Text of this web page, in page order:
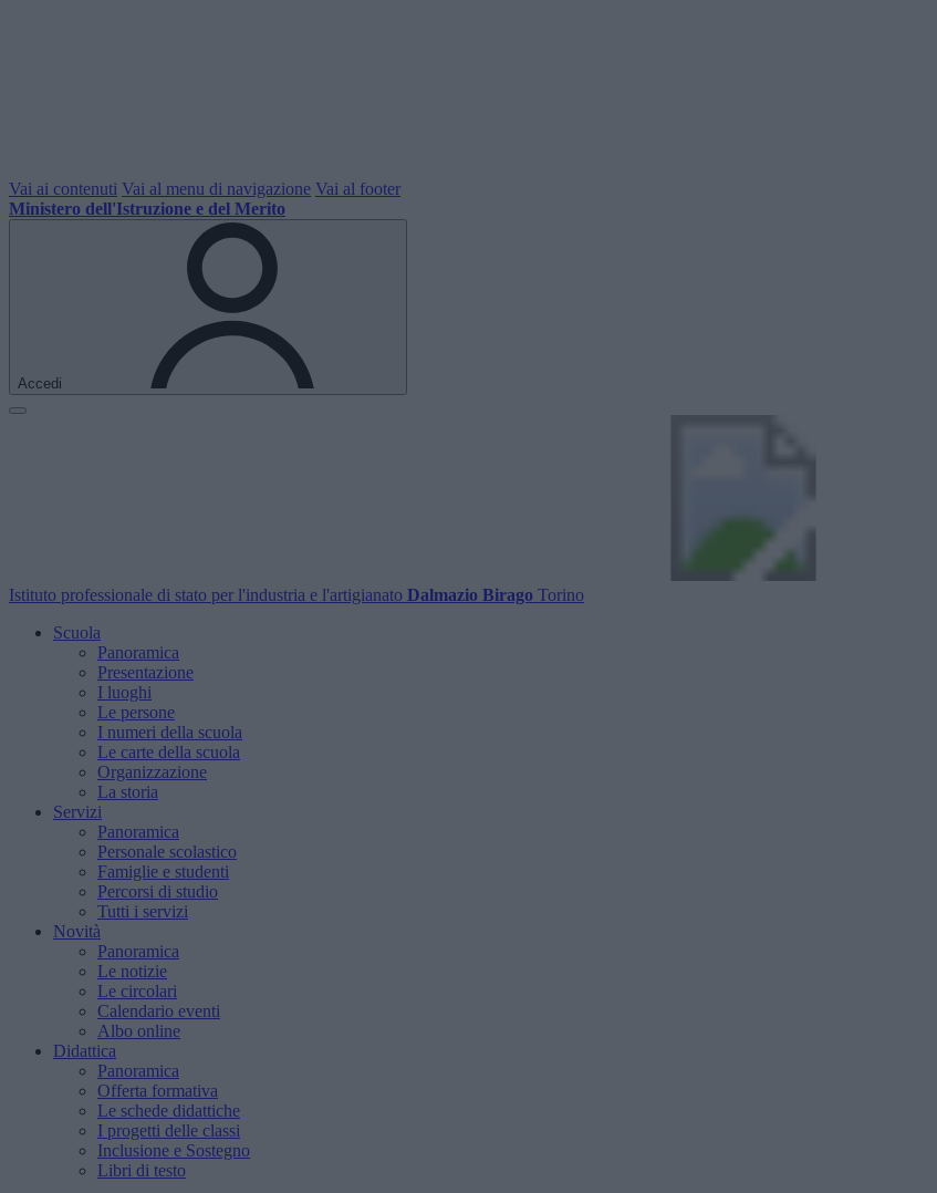
Vai ai contenuti Vai al menu di navigazione Vai al footer
Ministero dell'Istruzione e del Merito
Accedi
Istituto professionale di stato per l'industria e l'artigianato Dalmazio Birago Torino
Scuola
Panoramica
Presentazione
I luoghi
Le persone
I numeri della scuola
Le carte della scuola
Organizzazione
La storia
Servizi
Panoramica
Personale scolastico
Famiglie e studenti
Percorsi di studio
Tutti i servizi
Novità
Panoramica
Le notizie
Le circolari
Calendario eventi
Albo online
Didattica
Panoramica
Offerta formativa
Le schede didattiche
I progetti delle classi
Inclusione e Sostegno
Libri di testo